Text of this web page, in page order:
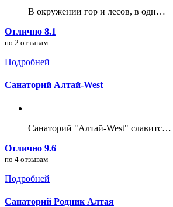
В окружении гор и лесов, в одн…
Отлично 8.1
по 2 отзывам
Подробней
Санаторий Алтай-West
Санаторий "Алтай-West" славитс…
Отлично 9.6
по 4 отзывам
Подробней
Санаторий Родник Алтая